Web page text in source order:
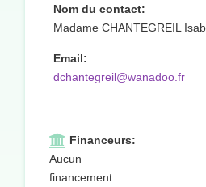
Nom du contact:
Madame CHANTEGREIL
Email:
dchantegreil@wanadoo.fr
Financeurs:
Aucun
financement